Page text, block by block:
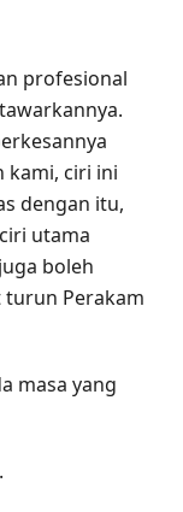
profesional
kami, ciri ini
dengan itu,
utama
boleh
Perakam
masa yang